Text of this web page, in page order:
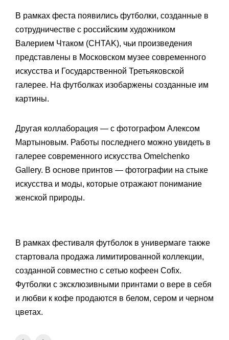
В рамках феста появились футболки, созданные в
сотрудничестве с российским художником
Валерием Чтаком (CHTAK), чьи произведения
представлены в Московском музее современного
искусства и Государственной Третьяковской
галерее. На футболках изобаржены созданные им
картины.
Другая коллаборация — с фотографом Алексом
Мартыновым. Работы последнего можно увидеть в
галерее современного искусства Omelchenko
Gallery. В основе принтов — фотографии на стыке
искусства и моды, которые отражают понимание
женской природы.
В рамках фестиваля футболок в универмаге также
стартовала продажа лимитированной коллекции,
созданной совместно с сетью кофеен Cofix.
Футболки с эксклюзивными принтами о вере в себя
и любви к кофе продаются в белом, сером и черном
цветах.